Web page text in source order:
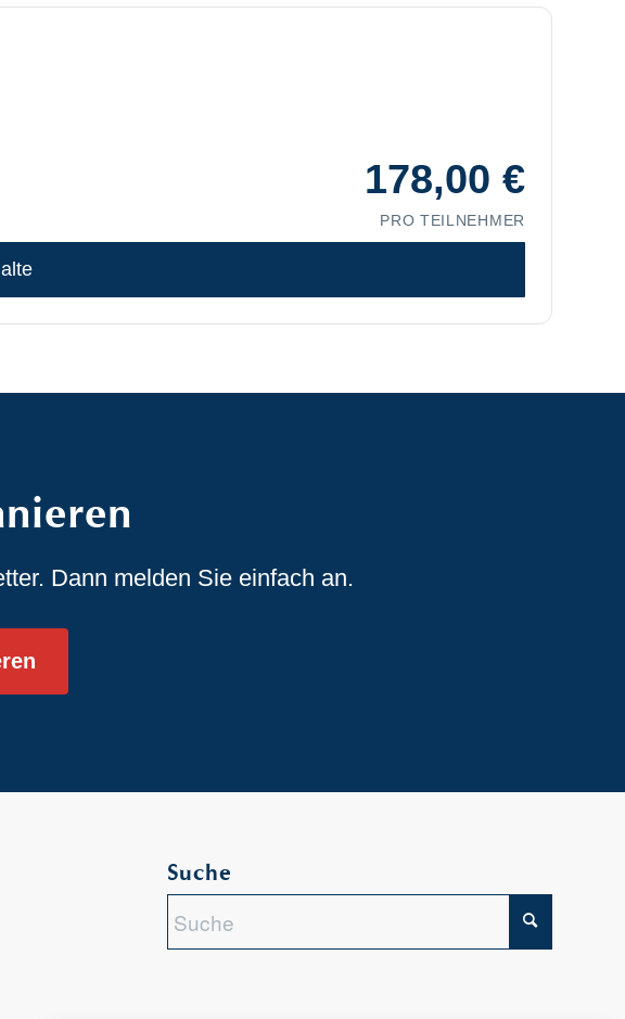
178,00 €
PRO TEILNEHMER
Dann melden Sie einfach an.
Suche